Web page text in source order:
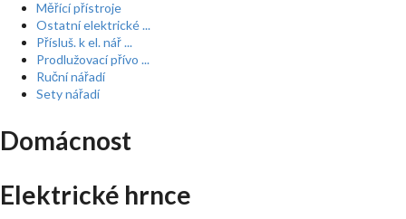
Měřící přístroje
Ostatní elektrické ...
Přísluš. k el. nář ...
Prodlužovací přívo ...
Ruční nářadí
Sety nářadí
Domácnost
Elektrické hrnce